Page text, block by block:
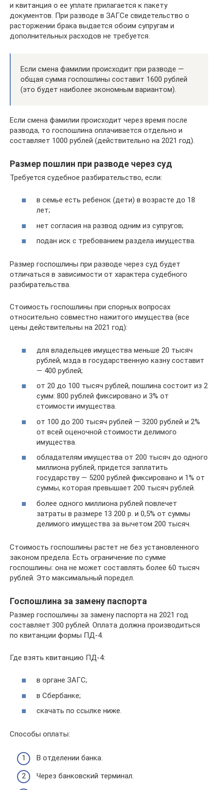
и квитанция о ее уплате прилагается к пакету
документов. При разводе в ЗАГСе свидетельство о
расторжении брака выдается обоим супругам и
дополнительных расходов не требуется.
Если смена фамилии происходит при разводе —
общая сумма госпошлины составит 1600 рублей
(это будет наиболее экономным вариантом).
Если смена фамилии происходит через время после
развода, то госпошлина оплачивается отдельно и
составляет 1000 рублей (действительно на 2021 год).
Размер пошлин при разводе через суд
Требуется судебное разбирательство, если:
в семье есть ребенок (дети) в возрасте до 18
лет;
нет согласия на развод одним из супругов;
подан иск с требованием раздела имущества.
Размер госпошлины при разводе через суд будет
отличаться в зависимости от характера судебного
разбирательства.
Стоимость госпошлины при спорных вопросах
относительно совместно нажитого имущества (все
цены действительны на 2021 год):
для владельцев имущества меньше 20 тысяч
рублей, мзда в государственную казну составит
— 400 рублей;
от 20 до 100 тысяч рублей, пошлина состоит из 2
сумм: 800 рублей фиксировано и 3% от
стоимости имущества.
от 100 до 200 тысяч рублей — 3200 рублей и 2%
от всей оценочной стоимости делимого
имущества.
обладателям имущества от 200 тысяч до одного
миллиона рублей, придется заплатить
государству — 5200 рублей фиксировано и 1% от
суммы, которая превышает 200 тысяч рублей.
более одного миллиона рублей повлечет
затраты в размере 13 200 р. и 0,5% от суммы
делимого имущества за вычетом 200 тысяч.
Стоимость госпошлины растет не без установленного
законом предела. Есть ограничение по сумме
госпошлины: она не может составлять более 60 тысяч
рублей. Это максимальный поредел.
Госпошлина за замену паспорта
Размер госпошлины за замену паспорта на 2021 год
составляет 300 рублей. Оплата должна производиться
по квитанции формы ПД-4.
Где взять квитанцию ПД-4:
в органе ЗАГС;
в Сбербанке;
скачать по ссылке ниже.
Способы оплаты:
В отделении банка.
Через банковский терминал.